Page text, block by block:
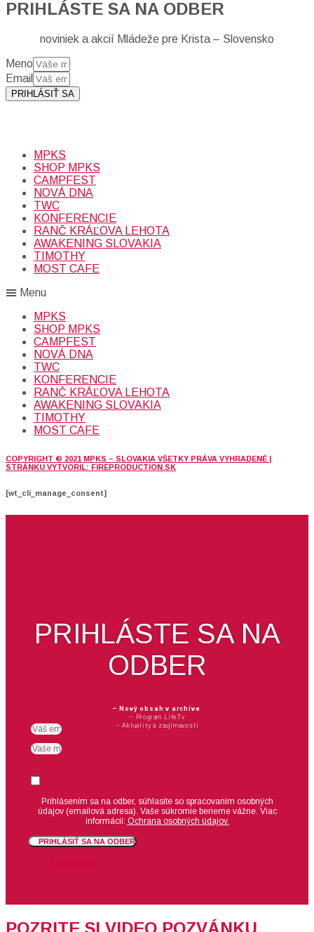
PRIHLÁSTE SA NA ODBER
noviniek a akcií Mládeže pre Krista – Slovensko
Meno
Email
PRIHLÁSIŤ SA
MPKS
SHOP MPKS
CAMPFEST
NOVÁ DNA
TWC
KONFERENCIE
RANČ KRÁĽOVA LEHOTA
AWAKENING SLOVAKIA
TIMOTHY
MOST CAFE
Menu
MPKS
SHOP MPKS
CAMPFEST
NOVÁ DNA
TWC
KONFERENCIE
RANČ KRÁĽOVA LEHOTA
AWAKENING SLOVAKIA
TIMOTHY
MOST CAFE
COPYRIGHT © 2021 MPKS – SLOVAKIA VŠETKY PRÁVA VYHRADENÉ |
STRÁNKU VYTVORIL: FIREPRODUCTION.SK
[wt_cli_manage_consent]
PRIHLÁSTE SA NA
ODBER
– Nový obsah v archíve
– Program LifeTv
– Aktuality a zaujímavosti
Prihlásením sa na odber, súhlasíte so spracovaním osobných
údajov (emailová adresa). Vaše súkromie berieme vážne. Viac
informácií: Ochrana osobných údajov.
PRIHLÁSIŤ SA NA ODBER